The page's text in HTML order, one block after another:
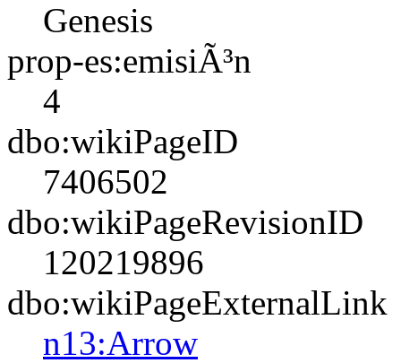
Genesis
prop-es:emisiÃ³n
4
dbo:wikiPageID
7406502
dbo:wikiPageRevisionID
120219896
dbo:wikiPageExternalLink
n13:Arrow